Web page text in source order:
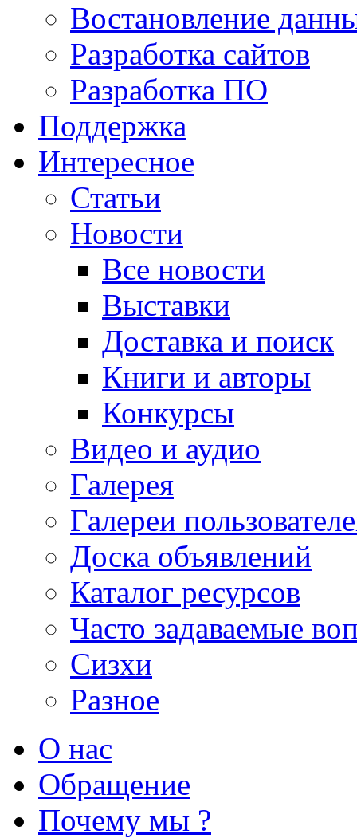
Востановление
Разработка сайтов
Разработка ПО
Поддержка
Интересное
Статьи
Новости
Все новости
Выставки
Доставка и поиск
Книги и авторы
Конкурсы
Видео и аудио
Галерея
Галереи
Доска объявлений
Каталог ресурсов
Часто задаваемые
Сизхи
Разное
О нас
Обращение
Почему мы ?